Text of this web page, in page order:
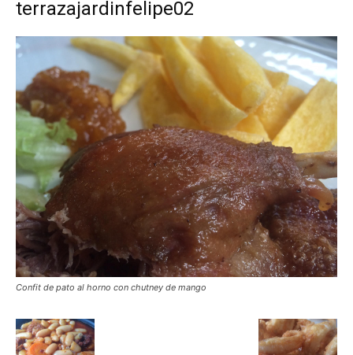
terrazajardinfelipe02
Confit de pato al horno con chutney de mango